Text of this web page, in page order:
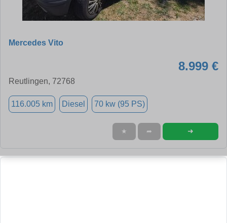
Mercedes Vito
8.999 €
Reutlingen, 72768
116.005 km Diesel 70 kw (95 PS)
★ ➦ ➜